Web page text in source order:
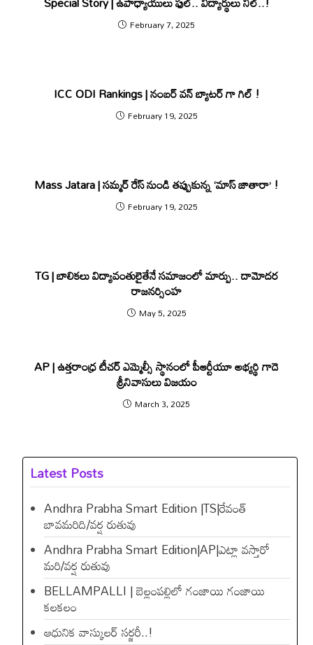
February 7, 2025
ICC ODI Rankings | నంబర్ వన్ బ్యాటర్ గా గిల్ !
February 19, 2025
Mass Jatara | సమ్మర్ రేస్ నుండి తప్పుకున్న ‘మాస్ జాతారా’ !
February 19, 2025
TG | బాలికలు విద్యావంతులైతేనే సమాజంలో మార్పు.. దామోదర
రాజనర్సింహ
May 5, 2025
AP | ఉత్తరాంధ్ర టీచర్‌ ఎమ్మెల్సీ స్థానంలో పీఆర్టీయూ అభ్యర్థి గాదె
శ్రీనివాసులు విజయం
March 3, 2025
Latest Posts
Andhra Prabha Smart Edition |TS|రేవంత్​
బావమరిది/వర్ష రుతువు
Andhra Prabha Smart Edition|AP|ఎట్లా వస్తారో
మరి/వర్ష రుతువు
BELLAMPALLI | బెల్లంపల్లిలో గంజాయి గంజాయి
కలకలం
ఆధునిక వాస్కులర్ సర్జరీ..!